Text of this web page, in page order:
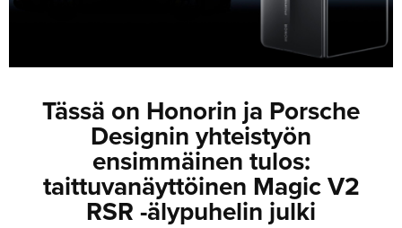
HAKU
Hae
Tässä on Honorin ja Porsche
Designin yhteistyön
ensimmäinen tulos:
taittuvanäyttöinen Magic V2
RSR -älypuhelin julki